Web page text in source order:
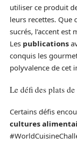
utiliser ce produit
leurs recettes. Que
sucrés, l’accent est
Les publications
conquis les
polyvalence de cet
Le défi des plats
Certains défis
cultures